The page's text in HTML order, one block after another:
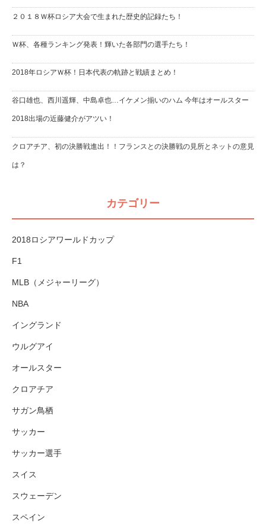
２０１８Ｗ杯ロシア大会で生まれた歴史的記録たち！
Ｗ杯、各種ランキング発表！輝いた各部門の選手たち！
2018年ロシアＷ杯！日本代表の軌跡と戦績まとめ！
谷口雄也、西川遥輝、中島卓也…イケメン揃いのハム 今年はオールスター
2018出場の近藤健介がアツい！
クロアチア、初の決勝戦進出！！フランスとの決勝戦の見所とネットの意見
は？
カテゴリー
2018ロシアワールドカップ
F1
MLB（メジャーリーグ）
NBA
イングランド
ウルグアイ
オールスター
クロアチア
サガン鳥栖
サッカー
サッカー選手
スイス
スウェーデン
スペイン